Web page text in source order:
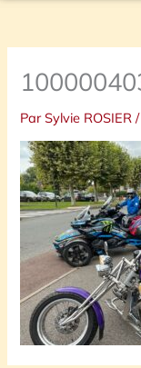
ParSylvie ROSIER/